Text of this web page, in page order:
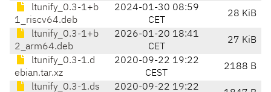
ltunify_0.3-1+b
1_riscv64.deb
2024-01-30 08:59
CET
28 KiB
ltunify_0.3-1+b
2_arm64.deb
2026-01-20 18:41
CET
27 KiB
ltunify_0.3-1.d
ebian.tar.xz
2020-09-22 19:22
CEST
2188 B
ltunify_0.3-1.ds
2020-09-22 19:22